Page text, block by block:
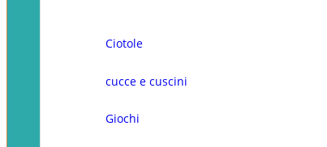
Ciotole
cucce e cuscini
Giochi